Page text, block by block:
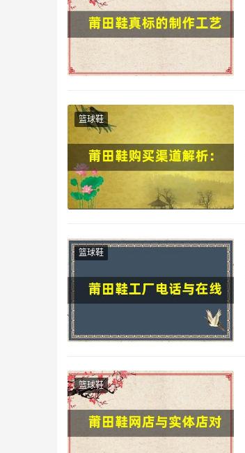
篮球鞋
篮球鞋
篮球鞋